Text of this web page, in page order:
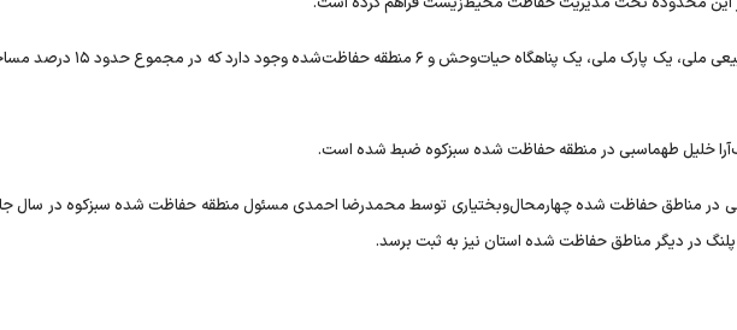
در چهارمحال‌وبختیاری یک اثر طبیعی ملی، یک پارک ملی، یک پناهگاه حیات‌وحش و ۶
خلیل طهماسبی در منطقه حفاظت شده سبزکوه ضبط شده است.
در مناطق حفاظت شده چهارمحال‌وبختیاری توسط محمدرضا احمدی مسئول منطقه حفاظت شده سبزکوه در سال
در دیگر مناطق حفاظت شده استان نیز به ثبت برسد.